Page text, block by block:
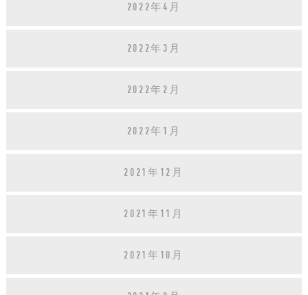
2022年4月
2022年3月
2022年2月
2022年1月
2021年12月
2021年11月
2021年10月